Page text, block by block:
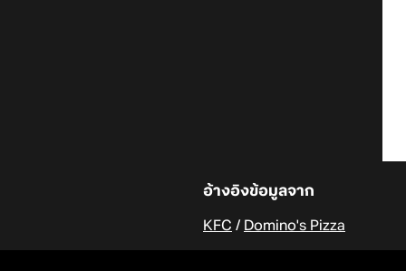
อ้างอิงข้อมูลจาก
KFC / Domino's Pizza